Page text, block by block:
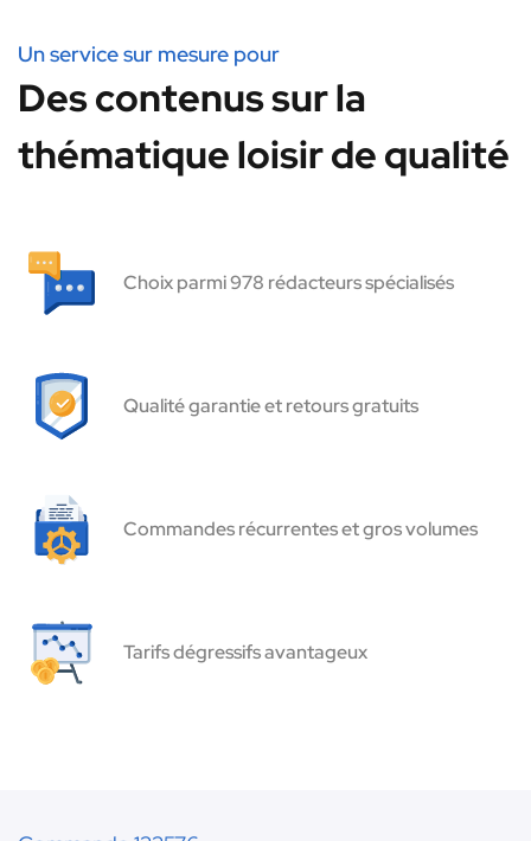
Un service sur mesure pour
Des contenus sur la
thématique loisir de qualité
Choix parmi 978 rédacteurs spécialisés
Qualité garantie et retours gratuits
Commandes récurrentes et gros volumes
Tarifs dégressifs avantageux